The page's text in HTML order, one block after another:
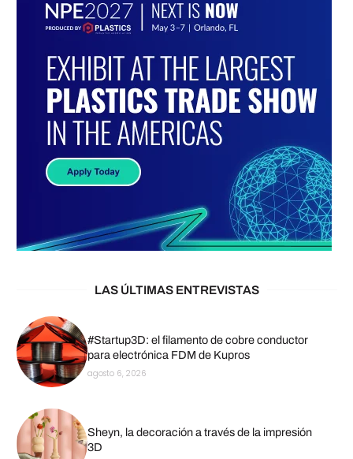
LAS ÚLTIMAS ENTREVISTAS
#Startup3D: el filamento de cobre conductor
para electrónica FDM de Kupros
agosto 6, 2026
Sheyn, la decoración a través de la impresión
3D